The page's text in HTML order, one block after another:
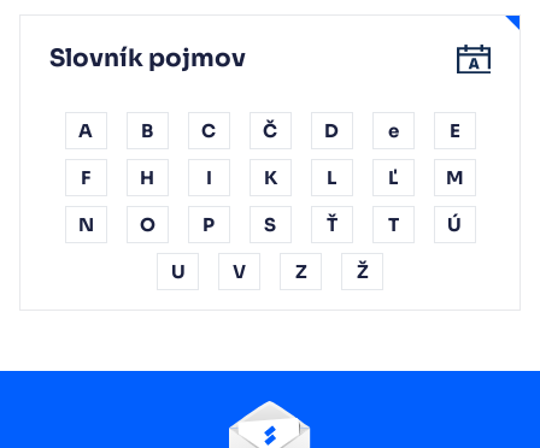
Slovník pojmov
A B C Č D e E
F H I K L Ľ M
N O P S Ť T Ú
U V Z Ž